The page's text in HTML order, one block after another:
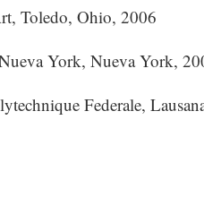
Toledo, Ohio, 2006
York, Nueva York,
Federale,